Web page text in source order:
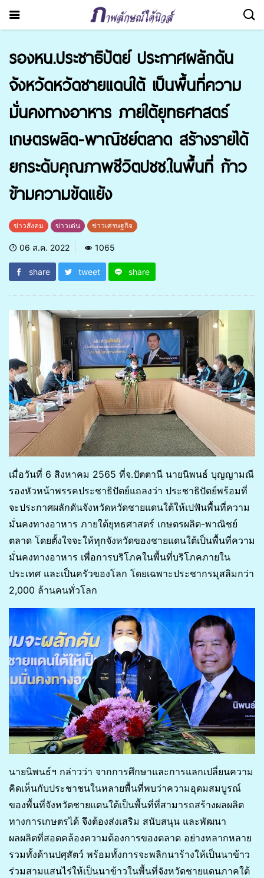
รองหน.ประชาธิปัตย์ ประกาศผลักดัน
จังหวัดหวัดชายแดนใต้ เป็นพื้นที่ความ
มั่นคงทางอาหาร ภายใต้ยุทธศาสตร์
เกษตรผลิต-พาณิชย์ตลาด สร้างรายได้
ยกระดับคุณภาพชีวิตปชช.ในพื้นที่ ก้าว
ข้ามความขัดแย้ง
ข่าวสังคม ข่าวเด่น ข่าวเศรษฐกิจ
06 ส.ค. 2022 1065
share tweet share
เมื่อวันที่ 6 สิงหาคม 2565 ที่จ.ปัตตานี นายนิพนธ์ บุญญามณี
รองหัวหน้าพรรคประชาธิปัตย์แถลงว่า ประชาธิปัตย์พร้อมที่
จะประกาศผลักดันจังหวัดหวัดชายแดนใต้ให้เปฟันพื้นที่ความ
มั่นคงทางอาหาร ภายใต้ยุทธศาสตร์ เกษตรผลิต-พาณิชย์
ตลาด โดยตั้งใจจะให้ทุกจังหวัดของชายแดนใต้เป็นพื้นที่ความ
มั่นคงทางอาหาร เพื่อการบริโภคในพื้นที่บริโภคภายใน
ประเทศ และเป็นครัวของโลก โดยเฉพาะประชากรมุสลิมกว่า
2,000 ล้านคนทั่วโลก
นายนิพนธ์ฯ กล่าวว่า จากการศึกษาและการแลกเปลี่ยนความ
คิดเห็นกับประชาชนในหลายพื้นที่พบว่าความอุดมสมบูรณ์
ของพื้นที่จังหวัดชายแดนใต้เป็นพื้นที่ที่สามารถสร้างผลผลิต
ทางการเกษตรได้ จึงต้องส่งเสริม สนับสนุน และพัฒนา
ผลผลิตที่สอดคล้องความต้องการของตลาด อย่างหลากหลาย
รวมทั้งด้านปศุสัตว์ พร้อมทั้งการจะพลิกนาร้างให้เป็นนาข้าว
ร่วมสามแสนไร่ให้เป็นนาข้าวในพื้นที่จังหวัดชายแดนภาคใต้